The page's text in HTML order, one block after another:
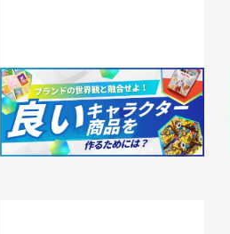
ブランドの世界観と融合せよ！良いキ
ャラクターコラボ商品を作るために
は？
2024.12.26 事例